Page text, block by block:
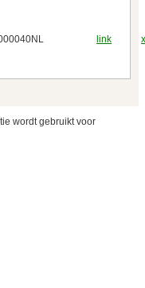
link
wordt gebruikt voor